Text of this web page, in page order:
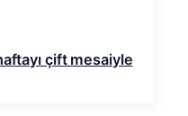
çift mesaiyle